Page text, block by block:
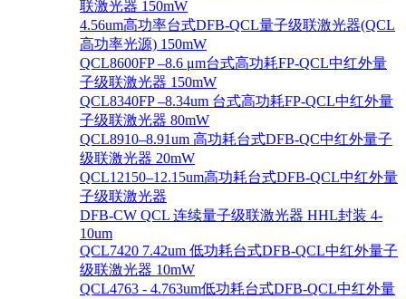
联激光器 150mW
4.56um高功率台式DFB-QCL量子级联激光器(QCL
高功率光源) 150mW
QCL8600FP –8.6 μm台式高功耗FP-QCL中红外量
子级联激光器 150mW
QCL8340FP –8.34um 台式高功耗FP-QCL中红外量
子级联激光器 80mW
QCL8910–8.91um 高功耗台式DFB-QC中红外量子
级联激光器 20mW
QCL12150–12.15um高功耗台式DFB-QCL中红外量
子级联激光器
DFB-CW QCL 连续量子级联激光器 HHL封装 4-
10um
QCL7420 7.42um 低功耗台式DFB-QCL中红外量子
级联激光器 10mW
QCL4763 - 4.763um低功耗台式DFB-QCL中红外量